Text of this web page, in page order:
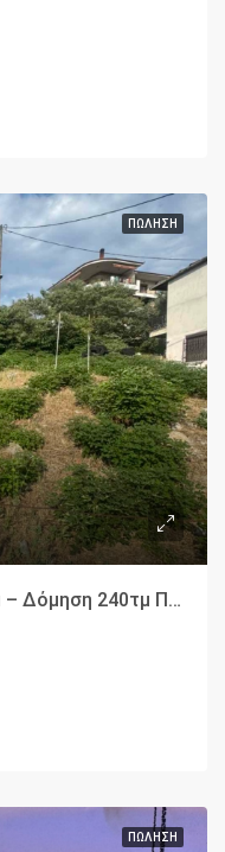
ΠΏΛΗΣΗ
🏗️ ΠΩΛΕΙΤΑΙ ΟΙΚΟΠΕΔΟ 300τμ – Δόμηση 240τμ ΠΕΡΙΟΧΗ ΑΜΥΓΔΑΛΕΩΝΑΣ ΚΑΒΑΛΑ
ΠΏΛΗΣΗ